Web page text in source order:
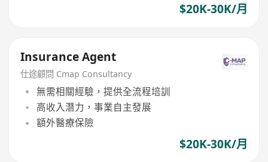
$20K-30K/月
Insurance Agent
仕途顧問 Cmap Consultancy
無需相關經驗，提供全流程培訓
高收入潛力，事業自主發展
額外醫療保險
$20K-30K/月